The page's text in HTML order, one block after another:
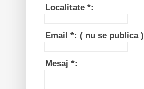
Localitate *:
Email *: ( nu se publica )
Mesaj *: